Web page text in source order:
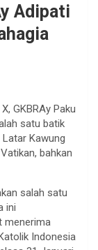
Adipati
GKBRAy Paku
satu batik
Kawung
bahkan
salah satu
ini
menerima
Indonesia